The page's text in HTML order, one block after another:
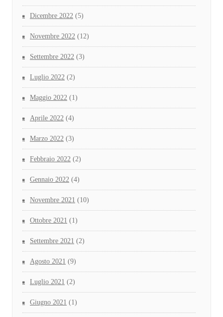
Dicembre 2022 (5)
Novembre 2022 (12)
Settembre 2022 (3)
Luglio 2022 (2)
Maggio 2022 (1)
Aprile 2022 (4)
Marzo 2022 (3)
Febbraio 2022 (2)
Gennaio 2022 (4)
Novembre 2021 (10)
Ottobre 2021 (1)
Settembre 2021 (2)
Agosto 2021 (9)
Luglio 2021 (2)
Giugno 2021 (1)